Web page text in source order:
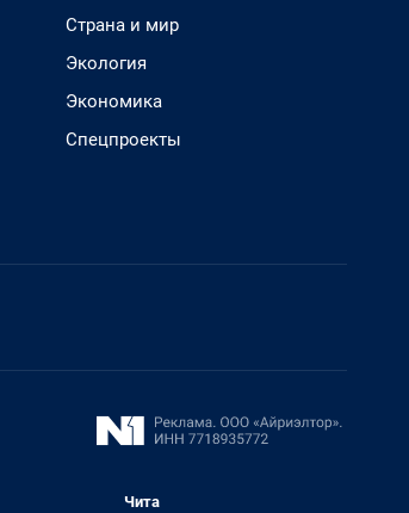
Страна и мир
Экология
Экономика
Спецпроекты
Чита